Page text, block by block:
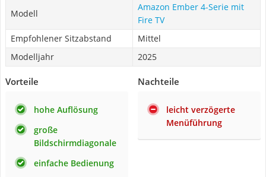
Modell
Amazon Ember 4-Serie mit
Fire TV
Empfohlener Sitzabstand
Mittel
Modelljahr
2025
Vorteile
hohe Auflösung
große
Bildschirmdiagonale
einfache Bedienung
Nachteile
leicht verzögerte
Menüführung